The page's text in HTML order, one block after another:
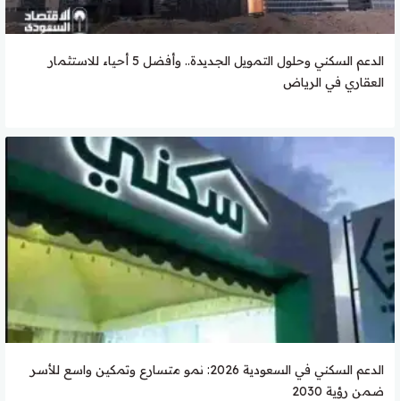
الدعم السكني وحلول التمويل الجديدة.. وأفضل 5 أحياء للاستثمار
العقاري في الرياض
الدعم السكني في السعودية 2026: نمو متسارع وتمكين واسع للأسر
ضمن رؤية 2030